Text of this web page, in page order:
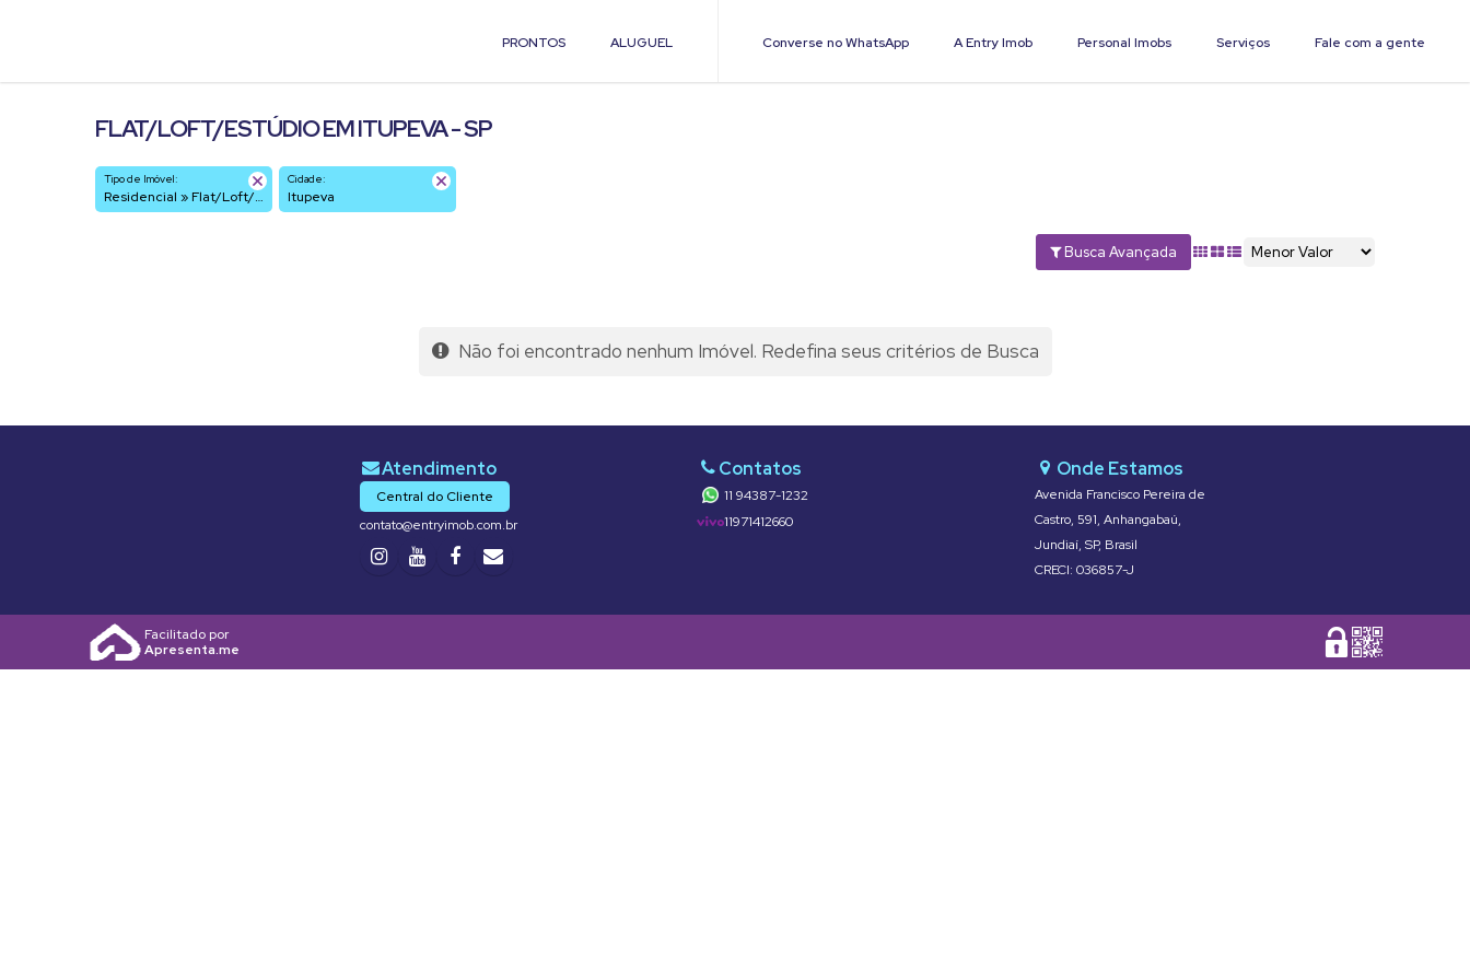
Converse no WhatsApp A Entry Imob Personal Imobs Serviços Fale com a gente
ALUGUEL
PRONTOS
FLAT/LOFT/ESTÚDIO EM ITUPEVA - SP
Tipo de Imóvel:
Residencial » Flat/Loft/Estúdio
Cidade:
Itupeva
Busca Avançada
Não foi encontrado nenhum Imóvel. Redefina seus critérios de Busca
Central do Cliente
contato@entryimob.com.br
11 94387-1232
11971412660
Avenida Francisco Pereira de
Castro, 591, Anhangabaú,
Jundiaí, SP, Brasil
CRECI: 036857-J